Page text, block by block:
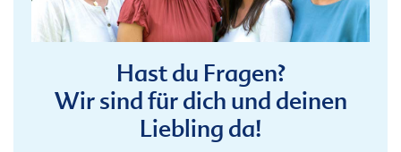
Hast du Fragen?
Wir sind für dich und deinen
Liebling da!